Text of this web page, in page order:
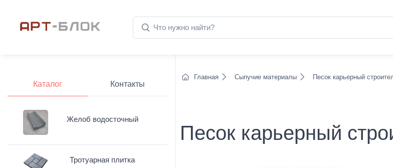
Главная Сыпучие материалы Песок карьерный
Песок карьерный
Каталог Контакты
Желоб водосточный
Тротуарная плитка